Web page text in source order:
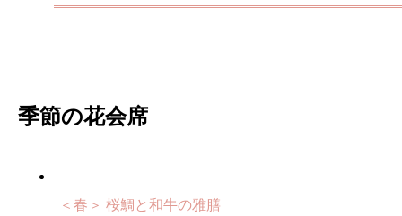
季節の花会席
＜春＞ 桜鯛と和牛の雅膳